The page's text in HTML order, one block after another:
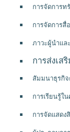
การจัดการท
การจัดการสื่
ภาวะผู้นำแล
การส่งเส
สัมมนาธุรกิ
การเรียนรู้ใ
การจัดแสดง